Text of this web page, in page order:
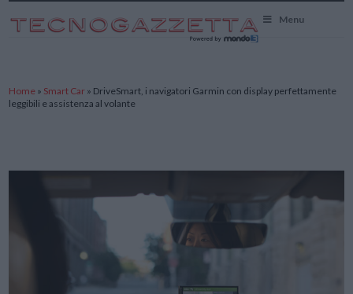
Menu
Home » Smart Car » DriveSmart, i navigatori Garmin con display perfettamente
leggibili e assistenza al volante